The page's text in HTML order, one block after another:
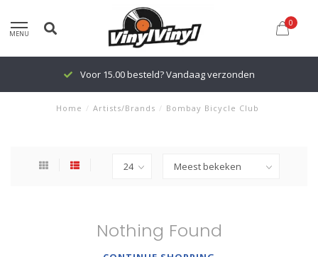
MENU
0
Voor 15.00 besteld? Vandaag verzonden
Home / Artists/Brands / Bombay Bicycle Club
Nothing Found